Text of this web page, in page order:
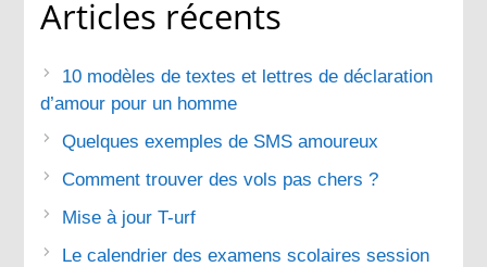
Articles récents
10 modèles de textes et lettres de déclaration
d’amour pour un homme
Quelques exemples de SMS amoureux
Comment trouver des vols pas chers ?
Mise à jour T-urf
Le calendrier des examens scolaires session